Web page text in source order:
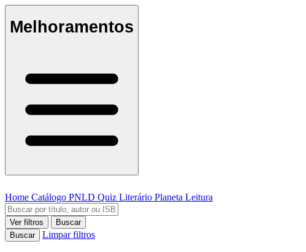
Melhoramentos
Home Catálogo PNLD Quiz Literário Planeta Leitura
Ver filtros
Buscar
Buscar
Limpar filtros